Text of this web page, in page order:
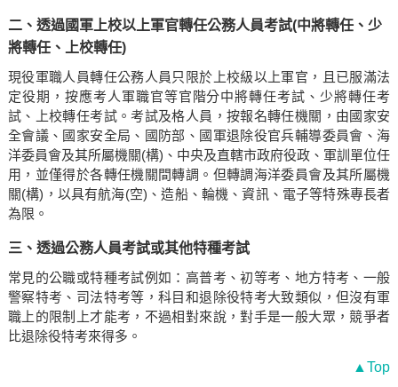
二、透過國軍上校以上軍官轉任公務人員考試(中將轉任、少
將轉任、上校轉任)
現役軍職人員轉任公務人員只限於上校級以上軍官，且已服滿法
定役期，按應考人軍職官等官階分中將轉任考試、少將轉任考
試、上校轉任考試。考試及格人員，按報名轉任機關，由國家安
全會議、國家安全局、國防部、國軍退除役官兵輔導委員會、海
洋委員會及其所屬機關(構)、中央及直轄市政府役政、軍訓單位任
用，並僅得於各轉任機關間轉調。但轉調海洋委員會及其所屬機
關(構)，以具有航海(空)、造船、輪機、資訊、電子等特殊專長者
為限。
三、透過公務人員考試或其他特種考試
常見的公職或特種考試例如：高普考、初等考、地方特考、一般
警察特考、司法特考等，科目和退除役特考大致類似，但沒有軍
職上的限制上才能考，不過相對來說，對手是一般大眾，競爭者
比退除役特考來得多。
▲Top